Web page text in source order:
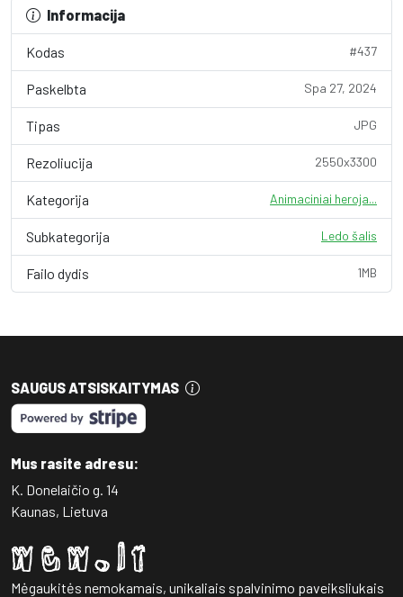
Informacija
Kodas #437
Paskelbta Spa 27, 2024
Tipas JPG
Rezoliucija 2550x3300
Kategorija Animaciniai heroja...
Subkategorija Ledo šalis
Failo dydis 1MB
SAUGUS ATSISKAITYMAS
Mus rasite adresu:
K. Donelaičio g. 14
Kaunas, Lietuva
Mėgaukitės nemokamais, unikaliais spalvinimo paveiksliukais